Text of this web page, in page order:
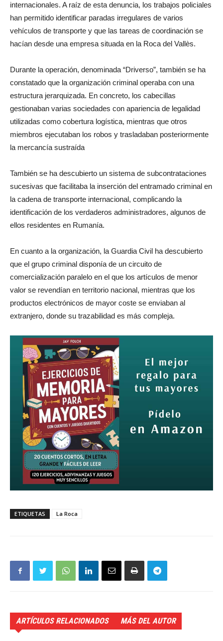
internacionales. A raíz de esta denuncia, los trabajos policiales
han permitido identificar paradas irregulares de varios
vehículos de transporte y que las tareas de coordinación se
hacían desde una empresa situada en la Roca del Vallès.
Durante la operación, denominada “Driverso”, también se ha
constatado que la organización criminal operaba con una
estructura jerarquizada. En concreto, los cabecillas
gestionaban varias sociedades con apariencia de legalidad
utilizadas como cobertura logística, mientras que otros
miembros ejecutaban los robos y trasladaban posteriormente
la mercancía sustraída
También se ha descubierto un sistema de subcontrataciones
sucesivas que facilitaba la inserción del entramado criminal en
la cadena de transporte internacional, complicando la
identificación de los verdaderos administradores, algunos de
ellos residentes en Rumanía.
En cuanto a la organización, la Guardia Civil ha descubierto
que el grupo criminal disponía de un circuito de
comercialización paralelo en el que los artículos de menor
valor se revendían en territorio nacional, mientras que los
productos electrónicos de mayor coste se enviaban al
extranjero, donde su trazabilidad es más compleja.
ETIQUETAS La Roca
ARTÍCULOS RELACIONADOS MÁS DEL AUTOR